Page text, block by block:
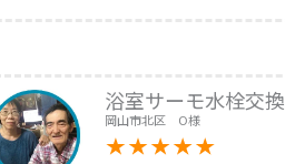
浴室サーモ水栓交換
岡山市北区 O様